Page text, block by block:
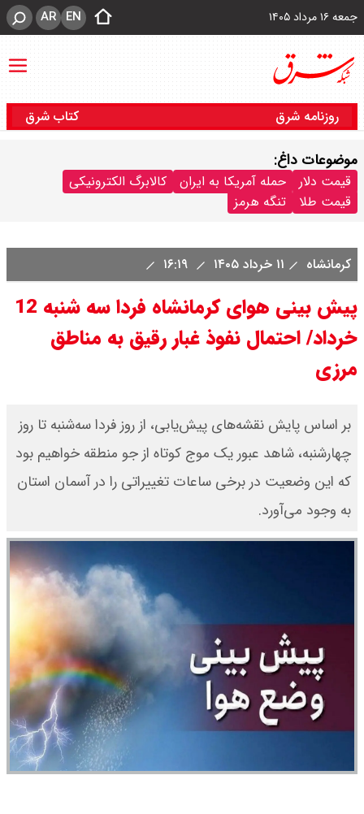
جمعه ۱۶ مرداد ۱۴۰۵ EN
AR
روزنامه شرق کتاب شرق
موضوعات داغ:
قیمت دلار حمله آمریکا به ایران
کالابرگ الکترونیکی
قیمت طلا
تنگه هرمز
کرمانشاه ۱۱ خرداد ۱۴۰۵
پیش بینی هوای کرمانشاه فردا سه شنبه 12
خرداد/ احتمال نفوذ غبار رقیق به مناطق
مرزی
بر اساس پایش نقشه‌های پیش‌یابی، از روز فردا سه‌شنبه تا روز
چهارشنبه، شاهد عبور یک موج کوتاه از جو منطقه خواهیم بود
که این وضعیت در برخی ساعات تغییراتی را در آسمان استان
به وجود می‌آورد.